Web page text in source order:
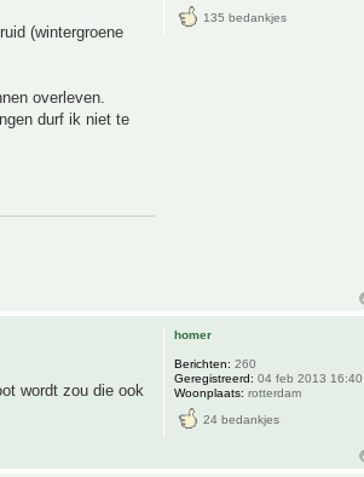
(wintergroene
overleven.
durf ik niet te
135 bedankjes
wordt zou die ook
homer
Berichten: 260
Geregistreerd: 04 feb 2013 16:40
Woonplaats: rotterdam
24 bedankjes